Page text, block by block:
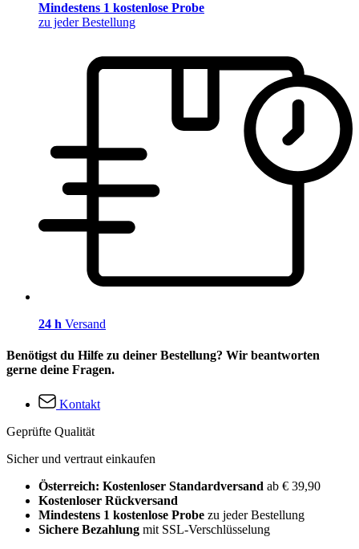
Mindestens 1 kostenlose Probe
zu jeder Bestellung
24 h Versand
Benötigst du Hilfe zu deiner Bestellung? Wir beantworten
gerne deine Fragen.
Kontakt
Geprüfte Qualität
Sicher und vertraut einkaufen
Österreich: Kostenloser Standardversand ab € 39,90
Kostenloser Rückversand
Mindestens 1 kostenlose Probe zu jeder Bestellung
Sichere Bezahlung mit SSL-Verschlüsselung